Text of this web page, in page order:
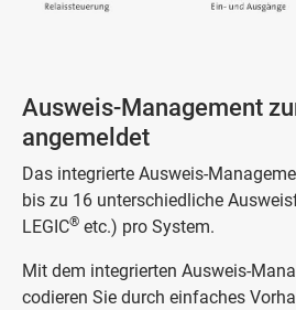
Ausweis-Management
angemeldet
Das integrierte Ausweis-
bis zu 16 unterschiedliche
LEGIC® etc.) pro System.
Mit dem integrierten Ausweis-
codieren Sie durch einfaches